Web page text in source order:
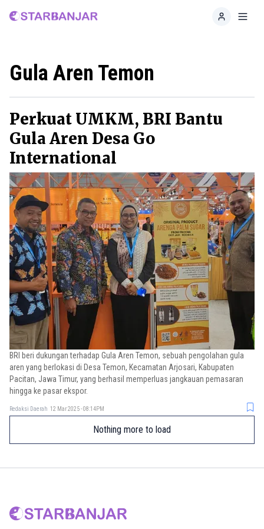
Home
Gula Aren Temon
Perkuat UMKM, BRI Bantu
Gula Aren Desa Go
International
BRI beri dukungan terhadap Gula Aren Temon, sebuah pengolahan gula
aren yang berlokasi di Desa Temon, Kecamatan Arjosari, Kabupaten
Pacitan, Jawa Timur, yang berhasil memperluas jangkauan pemasaran
hingga ke pasar ekspor.
Redaksi Daerah 12 Mar 2025 - 08:14PM
Nothing more to load